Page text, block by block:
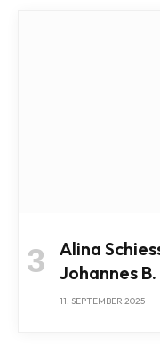
Alina
Johannes
11. SEPTEMBER 2025